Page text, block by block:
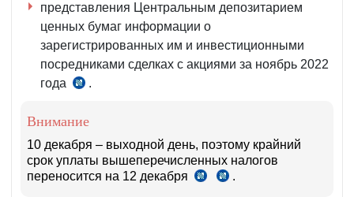
представления Центральным депозитарием
ценных бумаг информации о
зарегистрированных им и инвестиционными
посредниками сделках с акциями за ноябрь 2022
года
ч.
ст.
133
НК
.
Внимание
10 декабря – выходной день, поэтому крайний
срок уплаты вышеперечисленных налогов
переносится на 12 декабря
чч. ч..